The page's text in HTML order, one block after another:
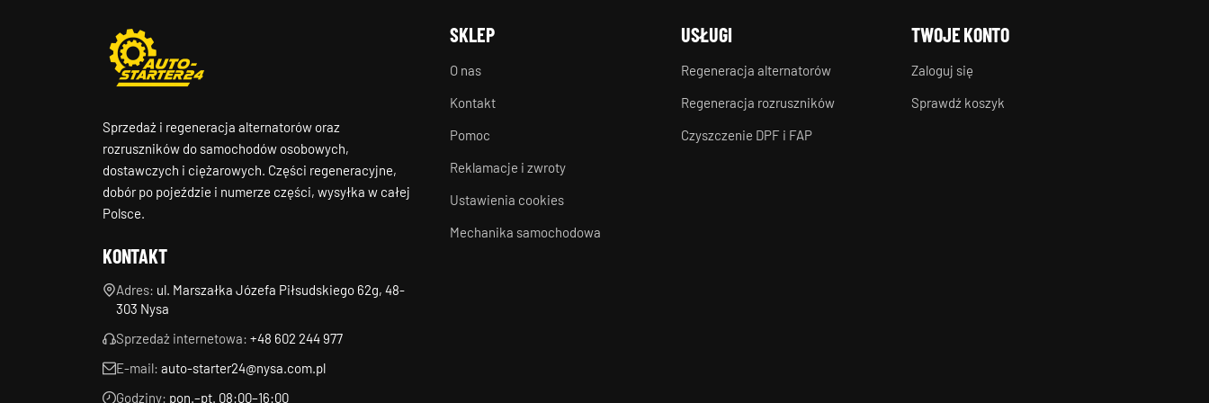
Sprzedaż i regeneracja alternatorów oraz
rozruszników do samochodów osobowych,
dostawczych i ciężarowych. Części regeneracyjne,
dobór po pojeździe i numerze części, wysyłka w całej
Polsce.
KONTAKT
Adres: ul. Marszałka Józefa Piłsudskiego 62g, 48-
303 Nysa
Sprzedaż internetowa: +48 602 244 977
E-mail: auto-starter24@nysa.com.pl
Godziny: pon.–pt. 08:00–16:00
SKLEP
O nas
Kontakt
Pomoc
Reklamacje i zwroty
Ustawienia cookies
Mechanika samochodowa
USŁUGI
Regeneracja alternatorów
Regeneracja rozruszników
Czyszczenie DPF i FAP
TWOJE KONTO
Zaloguj się
Sprawdź koszyk